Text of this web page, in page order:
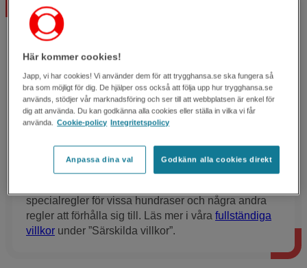
Vad ingår i
hundförsäkringen?
Tikens veterinärvårdsförsäkring ersätter inte
förebyggande undersökningar som
dräktighetsundersökning eller ultraljud för att se
räkna valpar.
Försäkringen ersätter däremot om det skulle uppstå
komplikationer i samband med valpningen.
specialregler för vissa hundraser och några andra
regler att förhålla sig till. Läs mer i våra fullständiga
villkor under ”Särskilda villkor”.
Här kommer cookies!
Japp, vi har cookies! Vi använder dem för att trygghansa.se ska fungera så
bra som möjligt för dig. De hjälper oss också att följa upp hur trygghansa.se
används, stödjer vår marknadsföring och ser till att webbplatsen är enkel för
dig att använda. Du kan godkänna alla cookies eller ställa in vilka vi får
använda. Cookie-policy Integritetspolicy
Anpassa dina val Godkänn alla cookies direkt